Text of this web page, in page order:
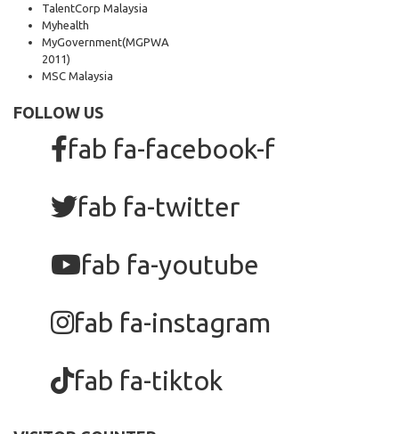
TalentCorp Malaysia
Myhealth
MyGovernment(MGPWA
2011)
MSC Malaysia
FOLLOW US
fab fa-facebook-f
fab fa-twitter
fab fa-youtube
fab fa-instagram
fab fa-tiktok